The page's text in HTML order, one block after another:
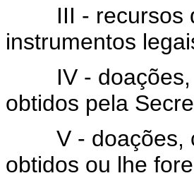
III - recursos
instrumentos
IV - doações,
obtidos pela
V - doações,
obtidos ou lhe